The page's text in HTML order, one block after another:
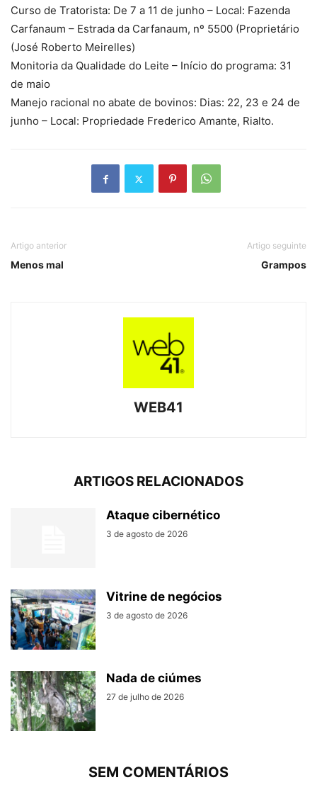
Curso de Tratorista: De 7 a 11 de junho – Local: Fazenda
Carfanaum – Estrada da Carfanaum, nº 5500 (Proprietário
(José Roberto Meirelles)
Monitoria da Qualidade do Leite – Início do programa: 31
de maio
Manejo racional no abate de bovinos: Dias: 22, 23 e 24 de
junho – Local: Propriedade Frederico Amante, Rialto.
Artigo anterior
Menos mal
Artigo seguinte
Grampos
WEB41
ARTIGOS RELACIONADOS
Ataque cibernético
3 de agosto de 2026
Vitrine de negócios
3 de agosto de 2026
Nada de ciúmes
27 de julho de 2026
SEM COMENTÁRIOS